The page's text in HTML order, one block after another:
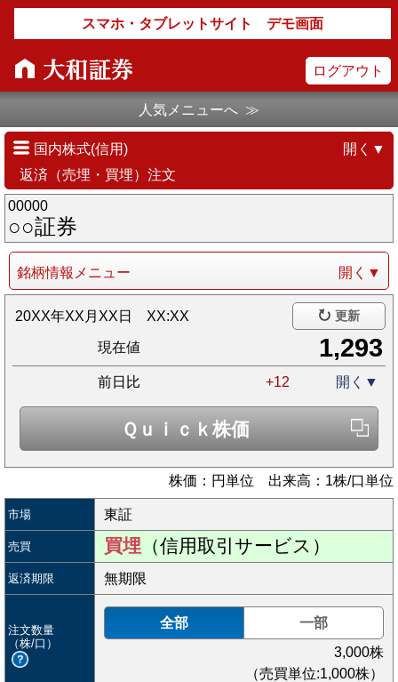
スマホ・タブレットサイト デモ画面
ログアウト
人気メニューへ ≫
開く▼
国内株式(信用)
返済（売埋・買埋）注文
00000
○○証券
開く▼
銘柄情報メニュー
20XX年XX月XX日 XX:XX 更新
現在値 1,293
前日比 +12 開く▼
Ｑｕｉｃｋ株価
株価：円単位 出来高：1株/口単位
市場 東証
売買 買埋（信用取引サービス）
返済期限 無期限
注文数量
（株/口）
全部
一部
3,000株
（売買単位:1,000株）